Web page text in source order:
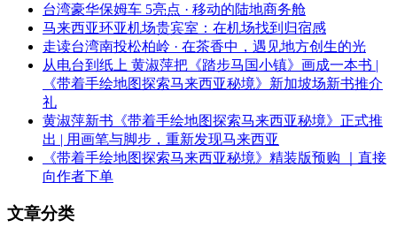
台湾豪华保姆车 5亮点 · 移动的陆地商务舱
马来西亚环亚机场贵宾室：在机场找到归宿感
走读台湾南投松柏岭 · 在茶香中，遇见地方创生的光
从电台到纸上 黄淑萍把《踏步马国小镇》画成一本书 |
《带着手绘地图探索马来西亚秘境》新加坡场新书推介
礼
黄淑萍新书《带着手绘地图探索马来西亚秘境》正式推
出 | 用画笔与脚步，重新发现马来西亚
《带着手绘地图探索马来西亚秘境》精装版预购 ｜直接
向作者下单
文章分类